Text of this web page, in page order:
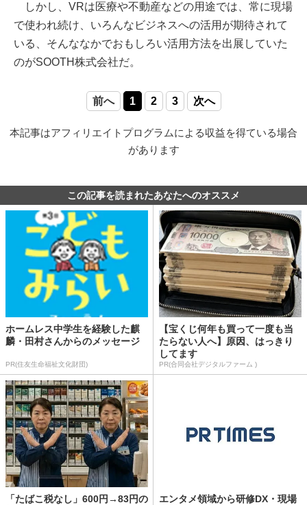
しかし、VRは医療や不動産などの用途では、常に現場
で使われ続け、いろんなビジネスへの活用が期待されて
いる、そんななかでおもしろい活用方法を出展していた
のがSOOTH株式会社だ。
前へ 1 2 3 次へ
本記事はアフィリエイトプログラムによる収益を得ている場合
があります
この記事を読まれたあなたへのオススメ
ホームレス中学生を経験した麒
麟・田村さんからのメッセージ
PR(住友生命福祉文化財団)
【宝くじ何年も買って一度も当
たらない人へ】原因、はっきり
してます
PR(合同会社デジタルファーム )
「たばこ税なし」600円→83円の
エンタメ領域から研修DX・現場